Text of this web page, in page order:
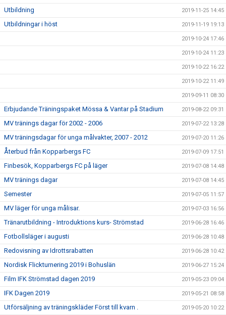
Utbildning 2019-11-25 14:45
Utbildningar i höst 2019-11-19 19:13
2019-10-24 17:46
2019-10-24 11:23
2019-10-22 16:22
2019-10-22 11:49
2019-09-11 08:30
Erbjudande Träningspaket Mössa & Vantar på Stadium 2019-08-22 09:31
MV tränings dagar för 2002 - 2006 2019-07-22 13:28
MV träningsdagar för unga målvakter, 2007 - 2012 2019-07-20 11:26
Återbud från Kopparbergs FC 2019-07-09 17:51
Finbesök, Kopparbergs FC på läger 2019-07-08 14:48
MV tränings dagar 2019-07-08 14:45
Semester 2019-07-05 11:57
MV läger för unga målisar. 2019-07-03 16:56
Tränarutbildning - Introduktions kurs- Strömstad 2019-06-28 16:46
Fotbollsläger i augusti 2019-06-28 10:48
Redovisning av Idrottsrabatten 2019-06-28 10:42
Nordisk Flickturnering 2019 i Bohuslän 2019-06-27 15:24
Film IFK Strömstad dagen 2019 2019-05-23 09:04
IFK Dagen 2019 2019-05-21 08:58
Utförsäljning av träningskläder Först till kvarn . 2019-05-20 10:22